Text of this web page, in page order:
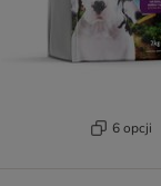
6 opcji